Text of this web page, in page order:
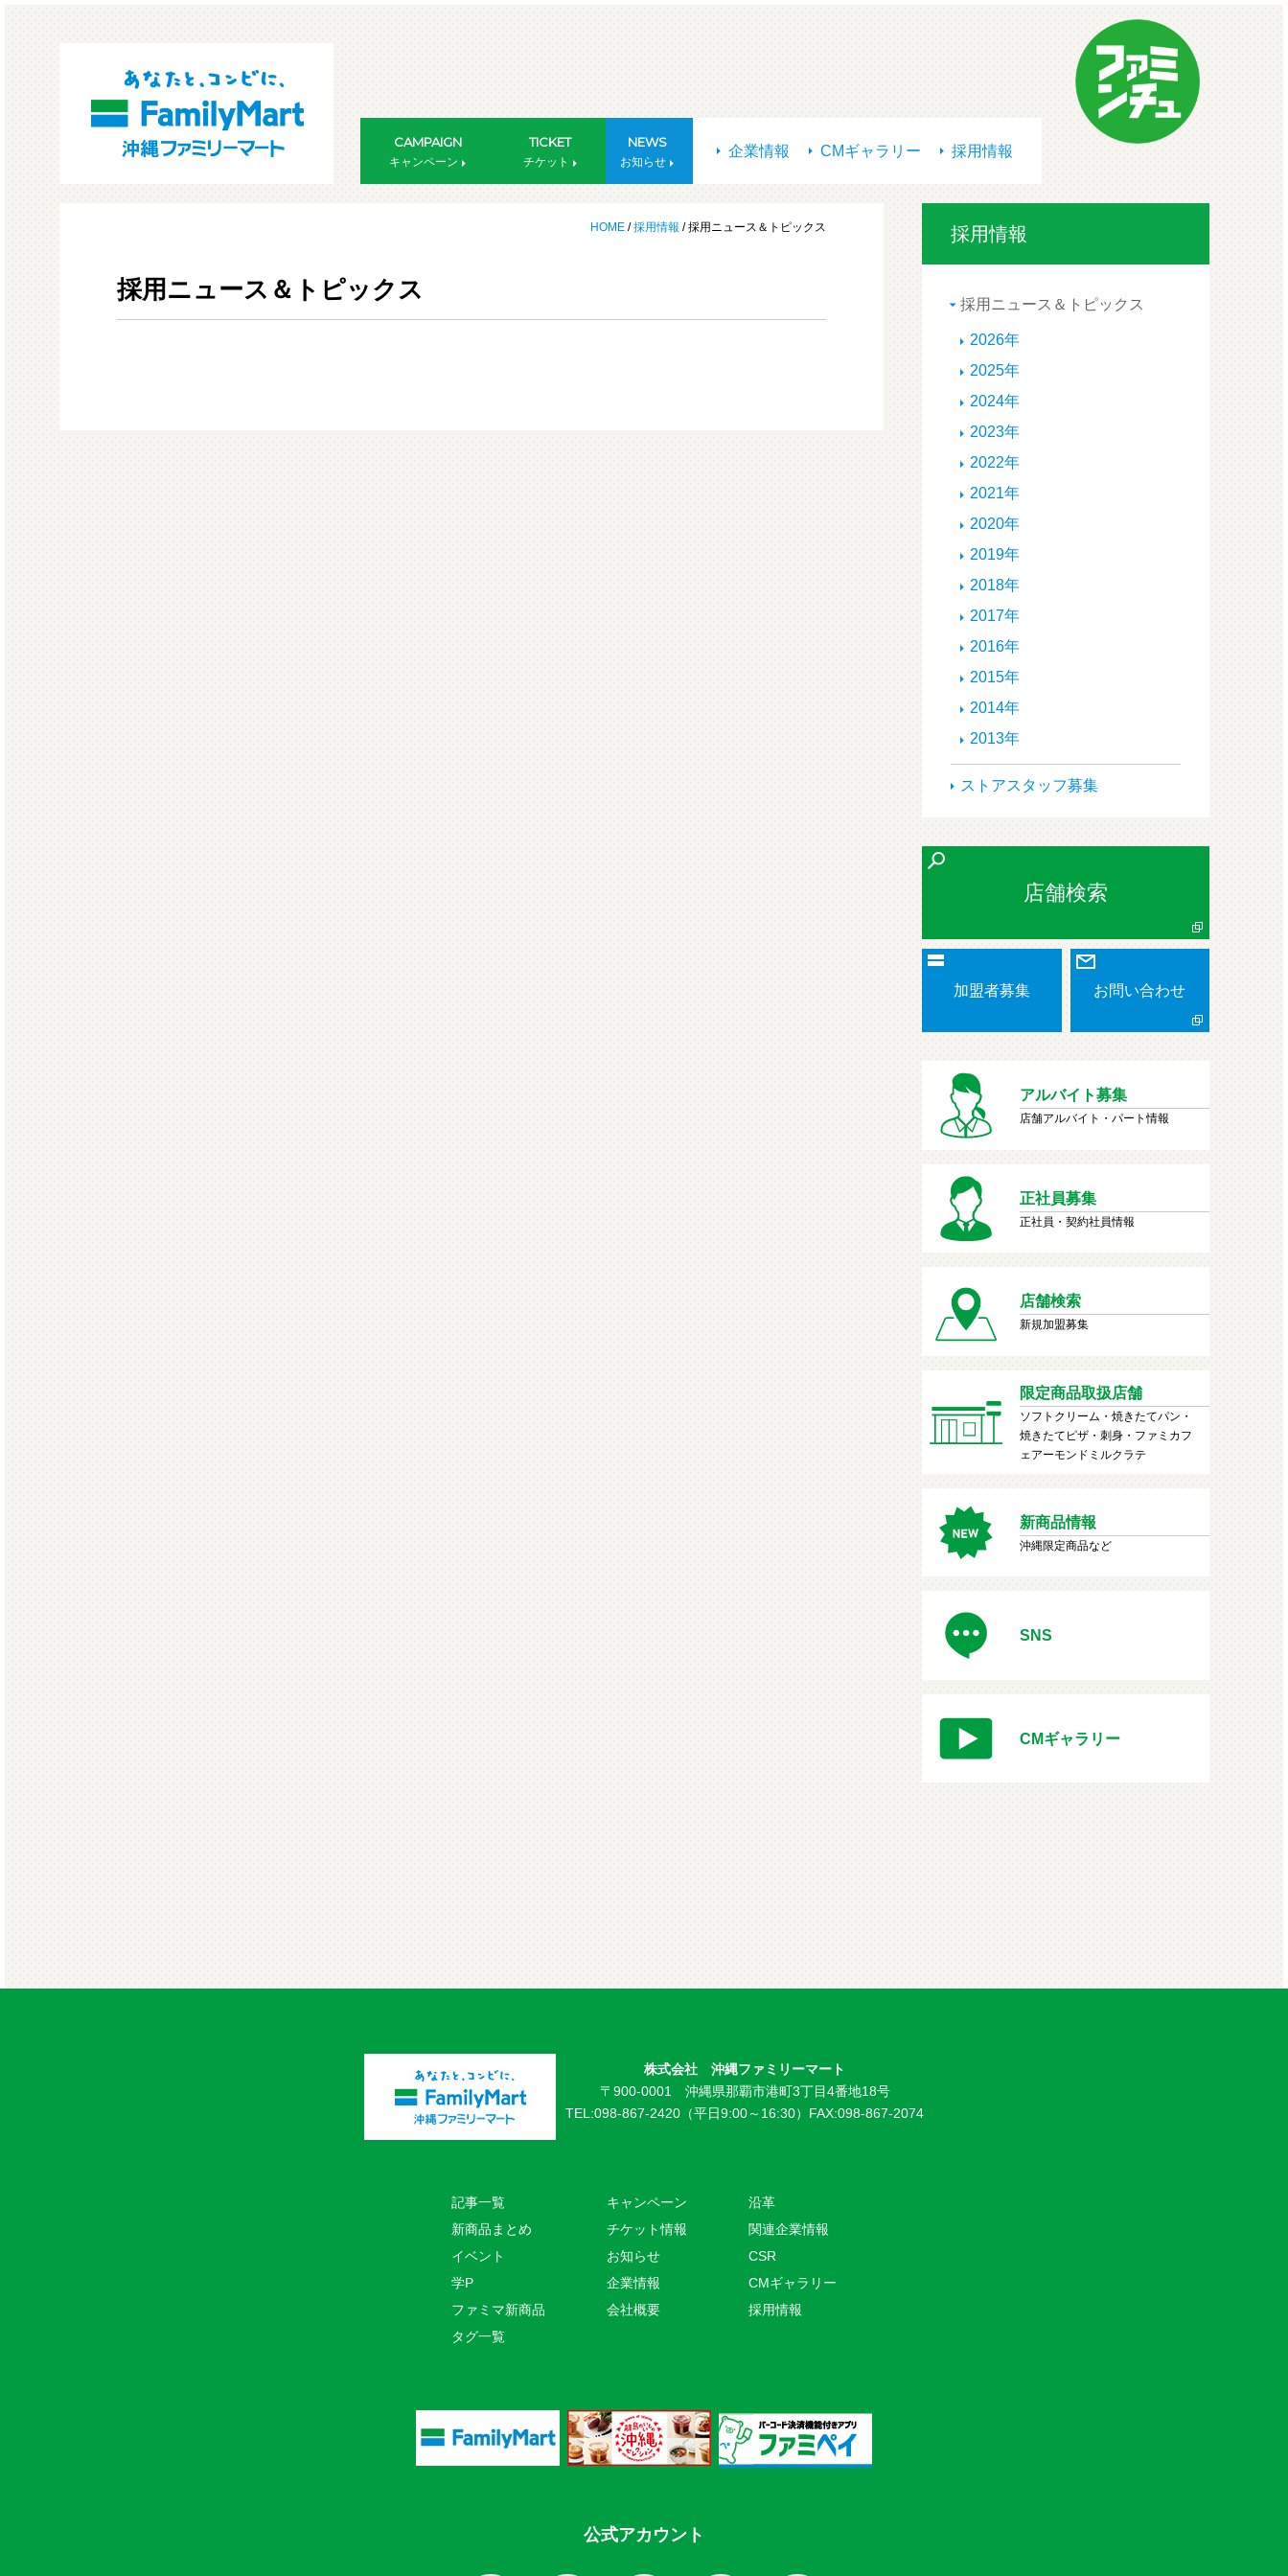
CAMPAIGN
キャンペーン
TICKET
チケット
NEWS
お知らせ
企業情報 CMギャラリー 採用情報
HOME /採用情報 / 採用ニュース＆トピックス
採用ニュース＆トピックス
採用情報
採用ニュース＆トピックス
2026年
2025年
2024年
2023年
2022年
2021年
2020年
2019年
2018年
2017年
2016年
2015年
2014年
2013年
ストアスタッフ募集
店舗検索
加盟者募集 お問い合わせ
アルバイト募集
店舗アルバイト・パート情報
正社員募集
正社員・契約社員情報
店舗検索
新規加盟募集
限定商品取扱店舗
ソフトクリーム・焼きたてパン・
焼きたてピザ・刺身・ファミカフ
ェアーモンドミルクラテ
新商品情報
沖縄限定商品など
SNS
CMギャラリー
株式会社 沖縄ファミリーマート
〒900-0001 沖縄県那覇市港町3丁目4番地18号
TEL:098-867-2420（平日9:00～16:30） FAX:098-867-2074
記事一覧
新商品まとめ
イベント
学P
ファミマ新商品
タグ一覧
キャンペーン
チケット情報
お知らせ
企業情報
会社概要
沿革
関連企業情報
CSR
CMギャラリー
採用情報
公式アカウント